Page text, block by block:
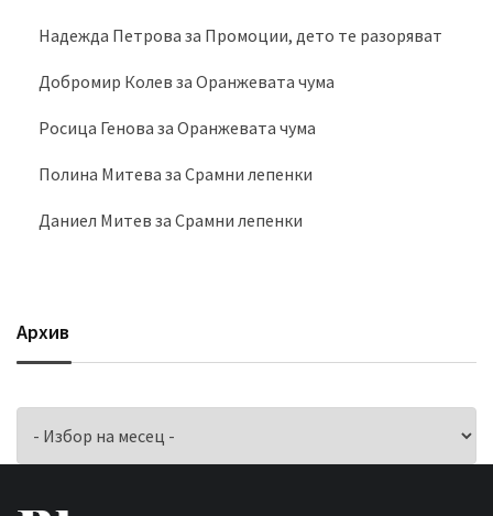
Надежда Петрова за Промоции, дето те разоряват
Добромир Колев за Оранжевата чума
Росица Генова за Оранжевата чума
Полина Митева за Срамни лепенки
Даниел Митев за Срамни лепенки
Архив
Архив